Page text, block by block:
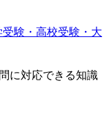
験・高校受験・大
に対応できる知識